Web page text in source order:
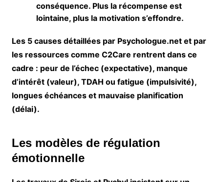
conséquence. Plus la récompense est
lointaine, plus la motivation s’effondre.
Les 5 causes détaillées par Psychologue.net et par
les ressources comme C2Care rentrent dans ce
cadre : peur de l’échec (expectative), manque
d’intérêt (valeur), TDAH ou fatigue (impulsivité),
longues échéances et mauvaise planification
(délai).
Les modèles de régulation
émotionnelle